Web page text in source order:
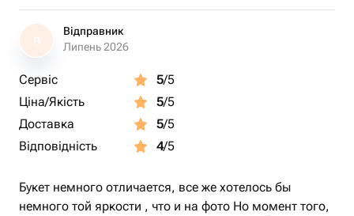
В
Відправник
Липень 2026
Сервіс 5/5
Ціна/Якість
5/5
Доставка
5/5
Відповідність
4/5
Букет немного отличается, все же хотелось бы
немного той яркости , что и на фото Но момент того,